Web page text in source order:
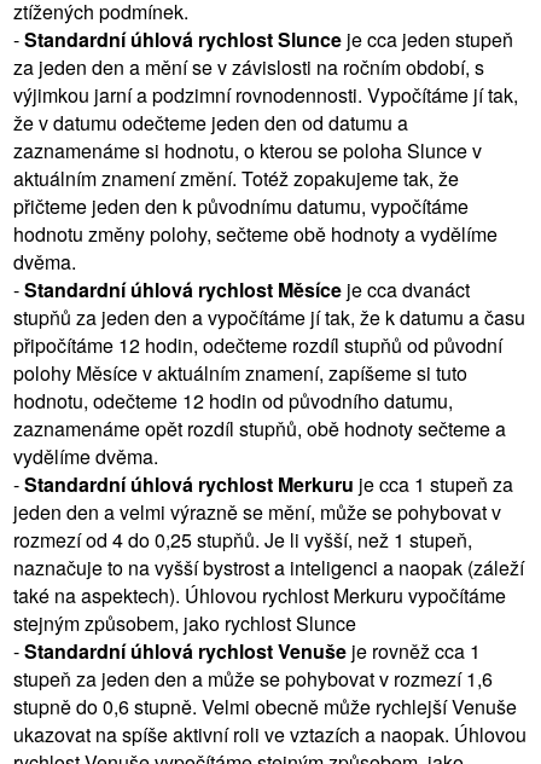
ztížených podmínek.
-Standardní úhlová rychlost Slunce je cca jeden stupeň
za jeden den a mění se v závislosti na ročním období, s
výjimkou jarní a podzimní rovnodennosti. Vypočítáme jí tak,
že v datumu odečteme jeden den od datumu a
zaznamenáme si hodnotu, o kterou se poloha Slunce v
aktuálním znamení změní. Totéž zopakujeme tak, že
přičteme jeden den k původnímu datumu, vypočítáme
hodnotu změny polohy, sečteme obě hodnoty a vydělíme
dvěma.
-Standardní úhlová rychlost Měsíce je cca dvanáct
stupňů za jeden den a vypočítáme jí tak, že k datumu a času
připočítáme 12 hodin, odečteme rozdíl stupňů od původní
polohy Měsíce v aktuálním znamení, zapíšeme si tuto
hodnotu, odečteme 12 hodin od původního datumu,
zaznamenáme opět rozdíl stupňů, obě hodnoty sečteme a
vydělíme dvěma.
-Standardní úhlová rychlost Merkuru je cca 1 stupeň za
jeden den a velmi výrazně se mění, může se pohybovat v
rozmezí od 4 do 0,25 stupňů. Je li vyšší, než 1 stupeň,
naznačuje to na vyšší bystrost a inteligenci a naopak (záleží
také na aspektech). Úhlovou rychlost Merkuru vypočítáme
stejným způsobem, jako rychlost Slunce
-Standardní úhlová rychlost Venuše je rovněž cca 1
stupeň za jeden den a může se pohybovat v rozmezí 1,6
stupně do 0,6 stupně. Velmi obecně může rychlejší Venuše
ukazovat na spíše aktivní roli ve vztazích a naopak. Úhlovou